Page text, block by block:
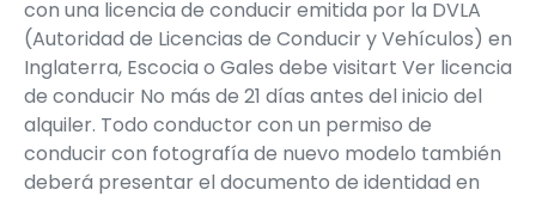
con una licencia de conducir emitida por la DVLA
(Autoridad de Licencias de Conducir y Vehículos) en
Inglaterra, Escocia o Gales debe visitart Ver licencia
de conducir No más de 21 días antes del inicio del
alquiler. Todo conductor con un permiso de
conducir con fotografía de nuevo modelo también
deberá presentar el documento de identidad en